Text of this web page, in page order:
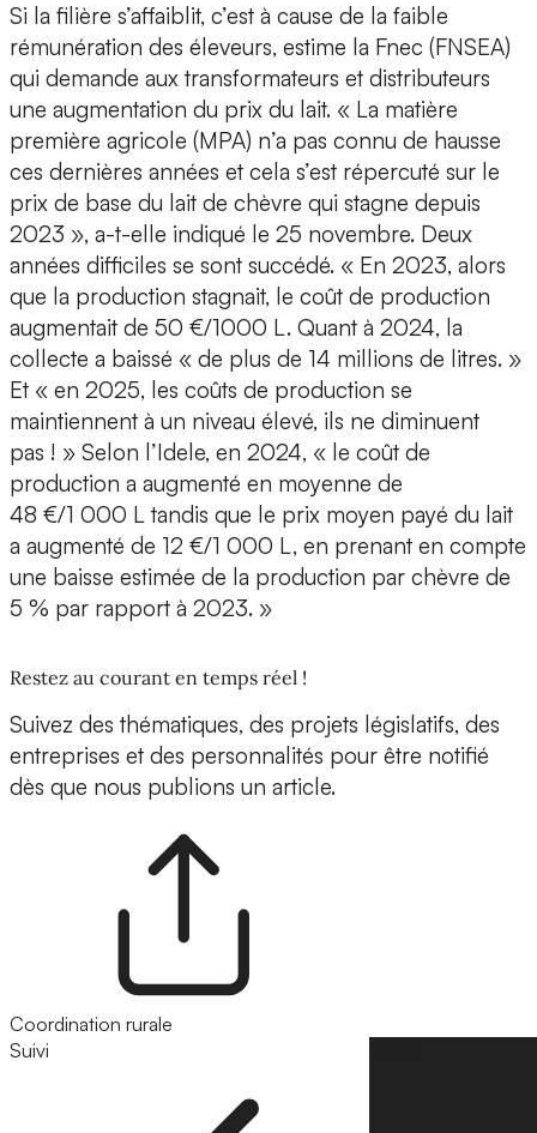
Si la filière s’affaiblit, c’est à cause de la faible
rémunération des éleveurs, estime la Fnec (FNSEA)
qui demande aux transformateurs et distributeurs
une augmentation du prix du lait. « La matière
première agricole (MPA) n’a pas connu de hausse
ces dernières années et cela s’est répercuté sur le
prix de base du lait de chèvre qui stagne depuis
2023 », a-t-elle indiqué le 25 novembre. Deux
années difficiles se sont succédé. « En 2023, alors
que la production stagnait, le coût de production
augmentait de 50 €/1000 L. Quant à 2024, la
collecte a baissé « de plus de 14 millions de litres. »
Et « en 2025, les coûts de production se
maintiennent à un niveau élevé, ils ne diminuent
pas ! » Selon l’Idele, en 2024, « le coût de
production a augmenté en moyenne de
48 €/1 000 L tandis que le prix moyen payé du lait
a augmenté de 12 €/1 000 L, en prenant en compte
une baisse estimée de la production par chèvre de
5 % par rapport à 2023. »
Restez au courant en temps réel !
Suivez des thématiques, des projets législatifs, des
entreprises et des personnalités pour être notifié
dès que nous publions un article.
Coordination rurale
Suivi